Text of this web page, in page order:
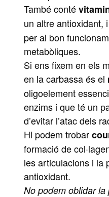
També conté
un altre antioxidant, i
per al bon
metabòliques.
Si ens fixem en els
en lacarbassaés el
oligoelement
enzims i que té un
d’evitar l’atac dels
Hi podem trobar
formació de
les articulacions i la
antioxidant.
No podem oblidar la